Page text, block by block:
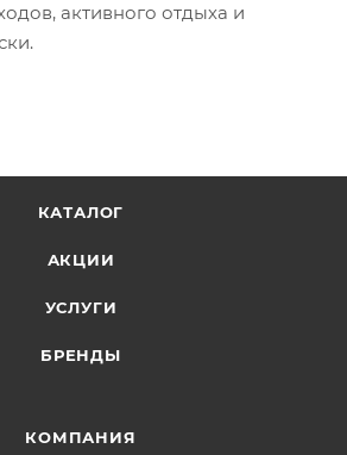
активного отдыха и
КАТАЛОГ
АКЦИИ
УСЛУГИ
БРЕНДЫ
КОМПАНИЯ